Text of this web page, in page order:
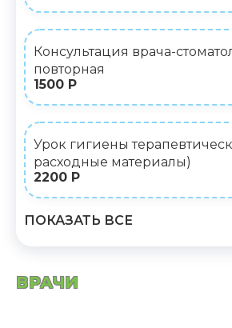
Консультация врача-
повторная
1500 Р
Урок гигиены
расходные материалы)
2200 Р
ПОКАЗАТЬ ВСЕ
ВРАЧИ